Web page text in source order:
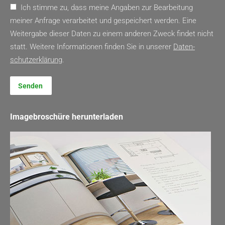
Ich stimme zu, dass meine Angaben zur Bearbeitung
meiner Anfrage verarbeitet und gespeichert werden. Eine
Weitergabe dieser Daten zu einem anderen Zweck findet nicht
statt. Weitere Informationen finden Sie in unserer Daten­
schutz­erklärung.
Senden
Imagebroschüre herunterladen